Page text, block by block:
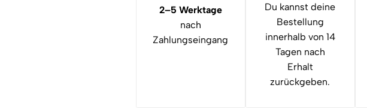
2–5 Werktage
nach
Zahlungseingang
Du kannst deine
Bestellung
innerhalb von 14
Tagen nach
Erhalt
zurückgeben.